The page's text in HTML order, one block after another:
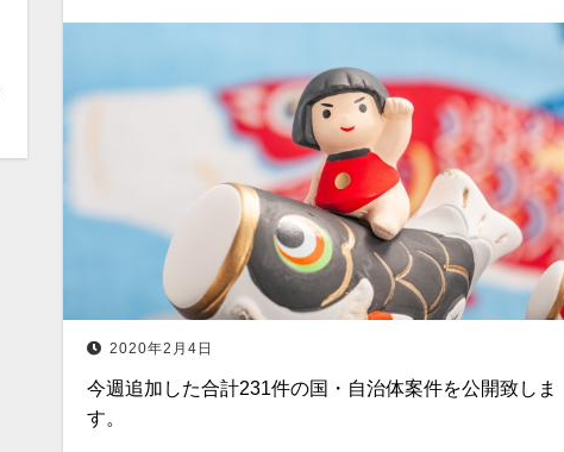
2020年2月4日
今週追加した合計231件の国・自治体案件を公開致しま
す。